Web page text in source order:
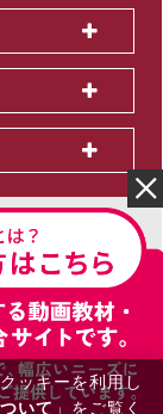
報
トマップ
ッキーを利⽤し
いて 」をご覧く